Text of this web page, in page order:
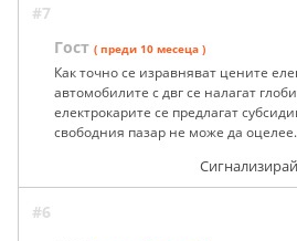
#7
Гост ( преди 10 месеца )
Как точно се изравняват цените
автомобилите с двг се налагат
електрокарите се предлагат
свободния пазар не може да оцелее.
#6